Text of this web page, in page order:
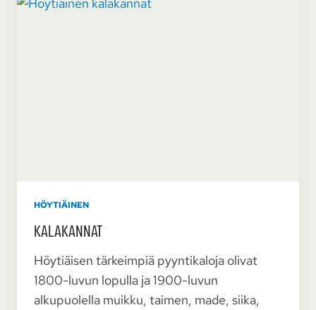
HÖYTIÄINEN
KALA­KANNAT
Höytiäisen tärkeimpiä pyyntikaloja olivat
1800-luvun lopulla ja 1900-luvun
alkupuolella muikku, taimen, made, siika,